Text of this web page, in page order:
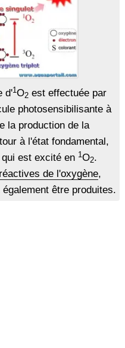
d'1O2est effectuée par
photosensibilisante à
la production de la
à l'état fondamental,
est excité en 1O2.
de l'oxygène,
également être produites.